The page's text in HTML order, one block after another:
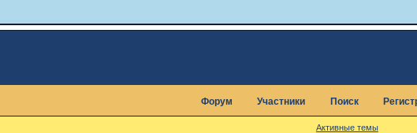
Форум Участники Поиск
Активные темы